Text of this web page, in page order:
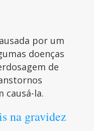
por um
doenças
de
causá-la.
na gravidez